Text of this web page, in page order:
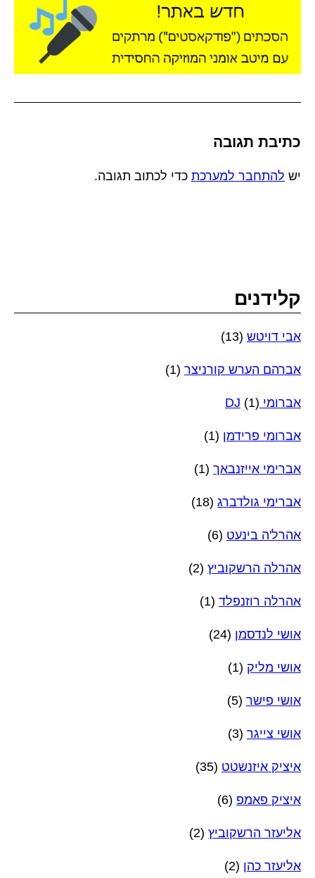
כתיבת תגובה
יש להתחבר למערכת כדי לכתוב תגובה.
קלידנים
אבי דויטש (13)
אברהם הערש קורניצר (1)
אברומי DJ (1)
אברומי פרידמן (1)
אברימי אייזנבאך (1)
אברימי גולדברג (18)
אהרל'ה בינעט (6)
אהרלה הרשקוביץ (2)
אהרלה רוזנפלד (1)
אושי לנדסמן (24)
אושי מליק (1)
אושי פישר (5)
אושי צייגר (3)
איציק איזנשטט (35)
איציק פאמפ (6)
אליעזר הרשקוביץ (2)
אליעזר כהן (2)